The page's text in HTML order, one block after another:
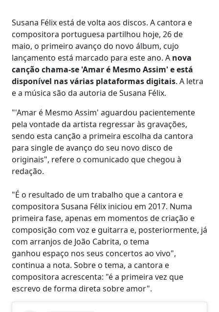
Susana Félix está de volta aos discos. A cantora e
compositora portuguesa partilhou hoje, 26 de
maio, o primeiro avanço do novo álbum, cujo
lançamento está marcado para este ano. A nova
canção chama-se 'Amar é Mesmo Assim' e está
disponível nas várias plataformas digitais. A letra
e a música são da autoria de Susana Félix.
"'Amar é Mesmo Assim' aguardou pacientemente
pela vontade da artista regressar às gravações,
sendo esta canção a primeira escolha da cantora
para single de avanço do seu novo disco de
originais", refere o comunicado que chegou à
redação.
"É o resultado de um trabalho que a cantora e
compositora Susana Félix iniciou em 2017. Numa
primeira fase, apenas em momentos de criação e
composição com voz e guitarra e, posteriormente, já
com arranjos de João Cabrita, o tema
ganhou espaço nos seus concertos ao vivo",
continua a nota. Sobre o tema, a cantora e
compositora acrescenta: "é a primeira vez que
escrevo de forma direta sobre amor".